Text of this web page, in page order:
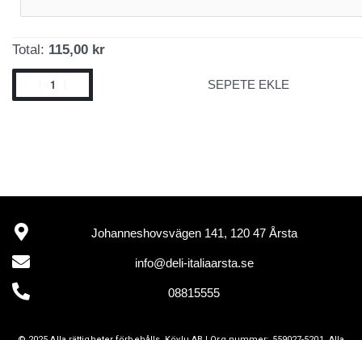
Total: 115,00 kr
SEPETE EKLE
Johanneshovsvägen 141, 120 47 Årsta
info@deli-italiaarsta.se
08815555